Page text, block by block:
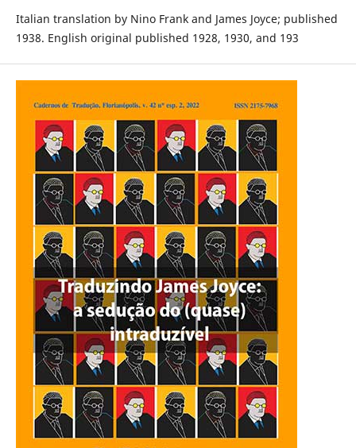
Italian translation by Nino Frank and James Joyce; published
1938. English original published 1928, 1930, and 193